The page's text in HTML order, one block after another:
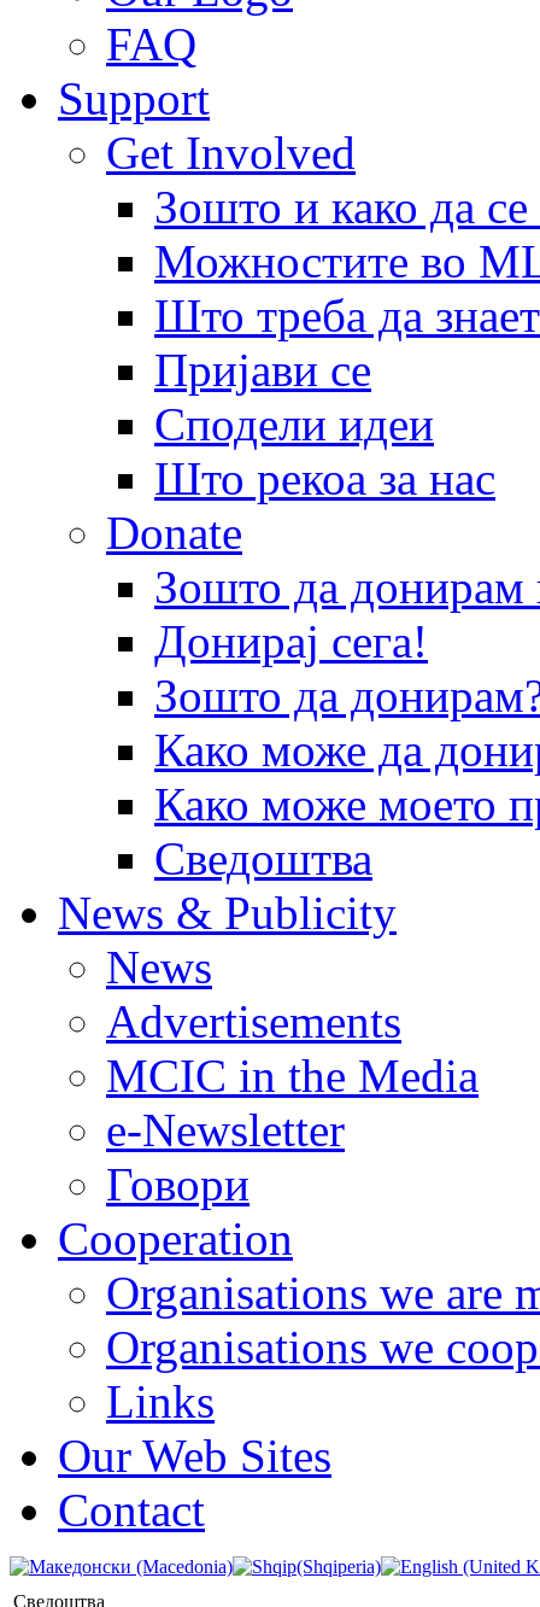
FAQ
Support
Get Involved
Зошто и како да
Можностите во
Што треба да
Пријави се
Сподели идеи
Што рекоа за нас
Donate
Зошто да
Донирај сега!
Зошто да
Како може да
Како може моето
Сведоштва
News & Publicity
News
Advertisements
MCIC in the Media
e-Newsletter
Говори
Cooperation
Organisations we are
Organisations we
Links
Our Web Sites
Contact
Сведоштва